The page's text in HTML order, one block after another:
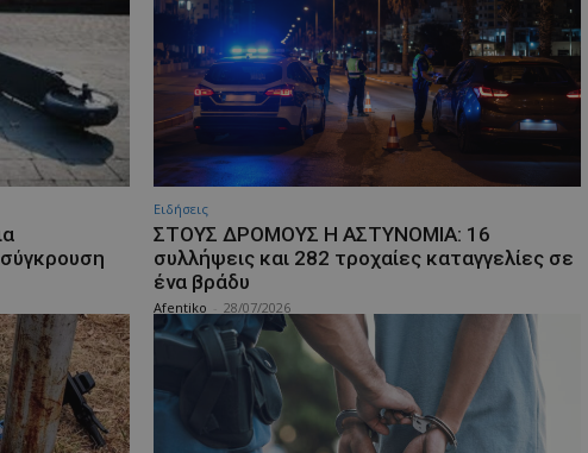
Ειδήσεις
ΣΤΟΥΣ ΔΡΟΜΟΥΣ Η ΑΣΤΥΝΟΜΙΑ: 16
συλλήψεις και 282 τροχαίες καταγγελίες σε
ένα βράδυ
Afentiko 28/07/2026